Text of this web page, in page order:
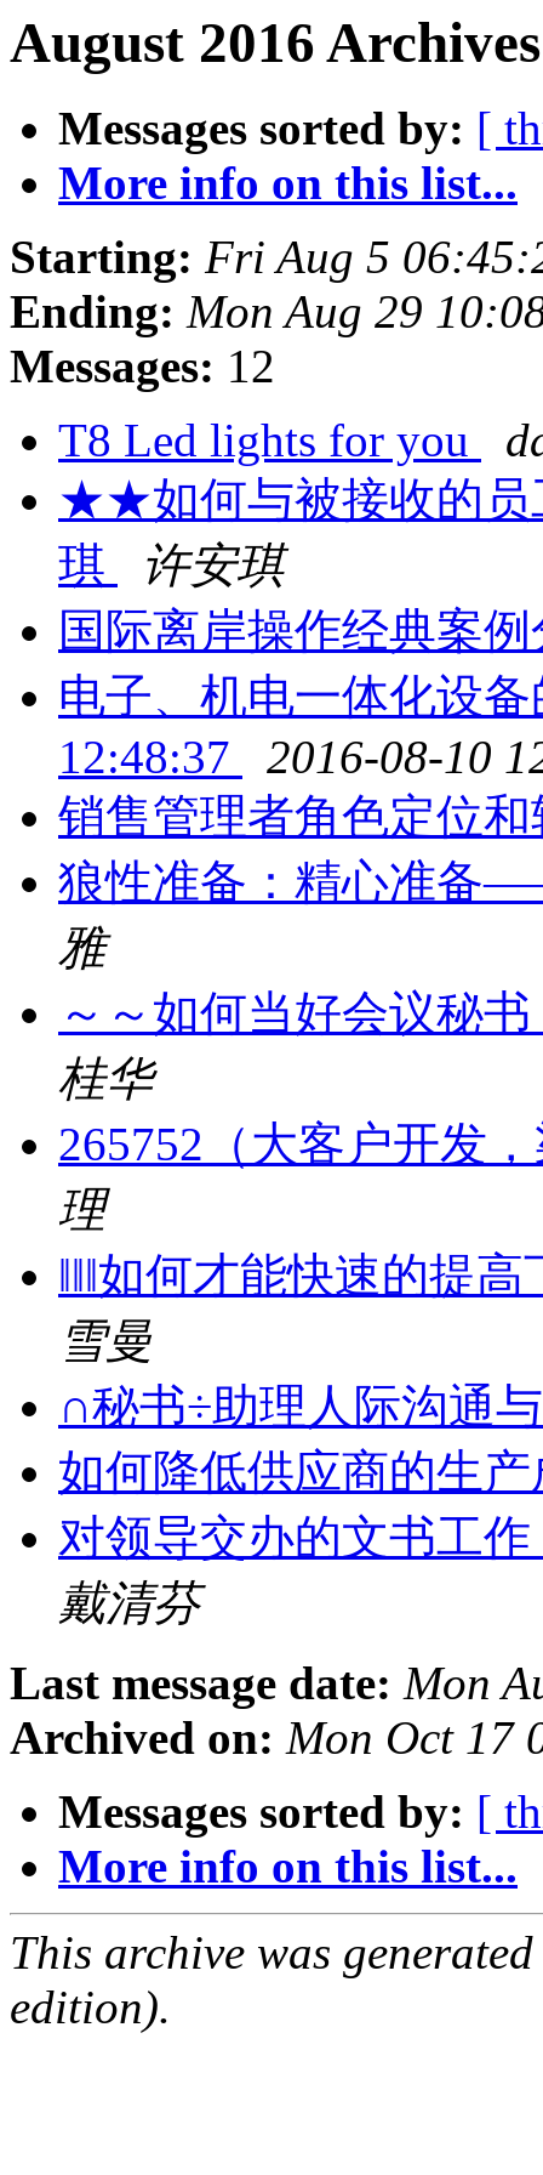
August 2016
Messages sorted by: [
More info on this list...
Starting: Fri Aug 5
Ending: Mon Aug 29
Messages: 12
T8 Led lights for you
★★如何与被接收的员
琪
许安琪
国际离岸操作经典案
电子、机电一体化设
12:48:37
2016-08-10
销售管理者角色定位
狼性准备：精心准备
雅
～～如何当好会议秘
桂华
265752（大客户开发
理
‖‖‖如何才能快速的提高
雪曼
∩秘书÷助理人际沟通
如何降低供应商的生
对领导交办的文书工
戴清芬
Last message date: Mon
Archived on: Mon Oct 17
Messages sorted by: [
More info on this list...
This archive was
edition).